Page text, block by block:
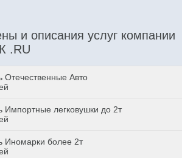
и описания услуг компании
.RU
Отечественные Авто
Импортные легковушки до 2т
Иномарки более 2т